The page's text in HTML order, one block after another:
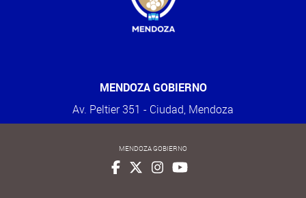
MENDOZA GOBIERNO
Av. Peltier 351 - Ciudad, Mendoza
MENDOZA GOBIERNO